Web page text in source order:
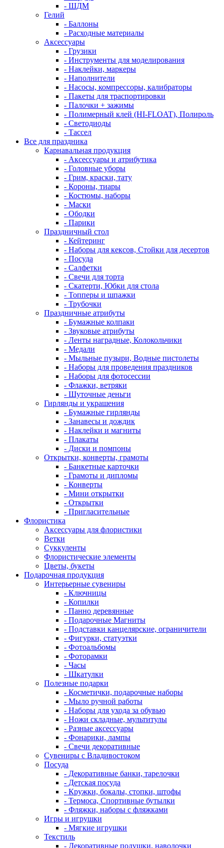
- ШДМ
Гелий
- Баллоны
- Расходные материалы
Аксессуары
- Грузики
- Инструменты для моделирования
- Наклейки, маркеры
- Наполнители
- Насосы, компрессоры, калибраторы
- Пакеты для траспортировки
- Палочки + зажимы
- Полимерный клей (HI-FLOAT), Полироль
- Светодиоды
- Тассел
Все для праздника
Карнавальная продукция
- Аксессуары и атрибутика
- Головные уборы
- Грим, краски, тату
- Короны, тиары
- Костюмы, наборы
- Маски
- Ободки
- Парики
Праздничный стол
- Кейтеринг
- Наборы для кексов, Стойки для десертов
- Посуда
- Салфетки
- Свечи для торта
- Скатерти, Юбки для стола
- Топперы и шпажки
- Трубочки
Праздничные атрибуты
- Бумажные колпаки
- Звуковые атрибуты
- Ленты наградные, Колокольчики
- Медали
- Мыльные пузыри, Водные пистолеты
- Наборы для проведения праздников
- Наборы для фотосессии
- Флажки, ветряки
- Шуточные деньги
Гирлянды и украшения
- Бумажные гирлянды
- Занавесы и дождик
- Наклейки и магниты
- Плакаты
- Диски и помпоны
Открытки, конверты, грамоты
- Банкетные карточки
- Грамоты и дипломы
- Конверты
- Мини открытки
- Открытки
- Пригласительные
Флористика
Аксессуары для флористики
Ветки
Суккуленты
Флористические элементы
Цветы, букеты
Подарочная продукция
Интерьерные сувениры
- Ключницы
- Копилки
- Панно деревянные
- Подарочные Магниты
- Подставки канцелярские, ограничители
- Фигурки, статуэтки
- Фотоальбомы
- Фоторамки
- Часы
- Шкатулки
Полезные подарки
- Косметички, подарочные наборы
- Мыло ручной работы
- Наборы для ухода за обувью
- Ножи складные, мультитулы
- Разные аксессуары
- Фонарики, лампы
- Свечи декоративные
Сувениры с Владивостоком
Посуда
- Декоративные банки, тарелочки
- Детская посуда
- Кружки, бокалы, стопки, штофы
- Термоса, Спортивные бутылки
- Фляжки, наборы с фляжками
Игры и игрушки
- Мягкие игрушки
Текстиль
- Декоративные подушки, наволочки